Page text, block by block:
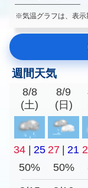
※気温グラフは、表示
週間天気
8/8
(土)
8/9
(日)
34 | 25 27 | 21
50%
50%